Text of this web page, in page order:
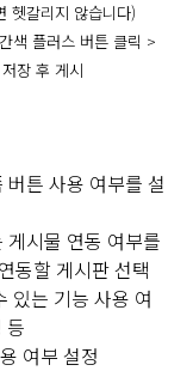
헷갈리지 않습니다)
색 플러스 버튼 클릭 >
저장 후 게시
튼 사용 여부를 설
시물 연동 여부를
동할 게시판 선택
있는 기능 사용 여
등
여부 설정